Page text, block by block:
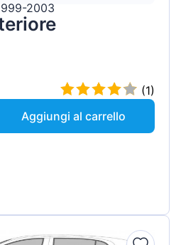
2003
(1)
Aggiungi al carrello